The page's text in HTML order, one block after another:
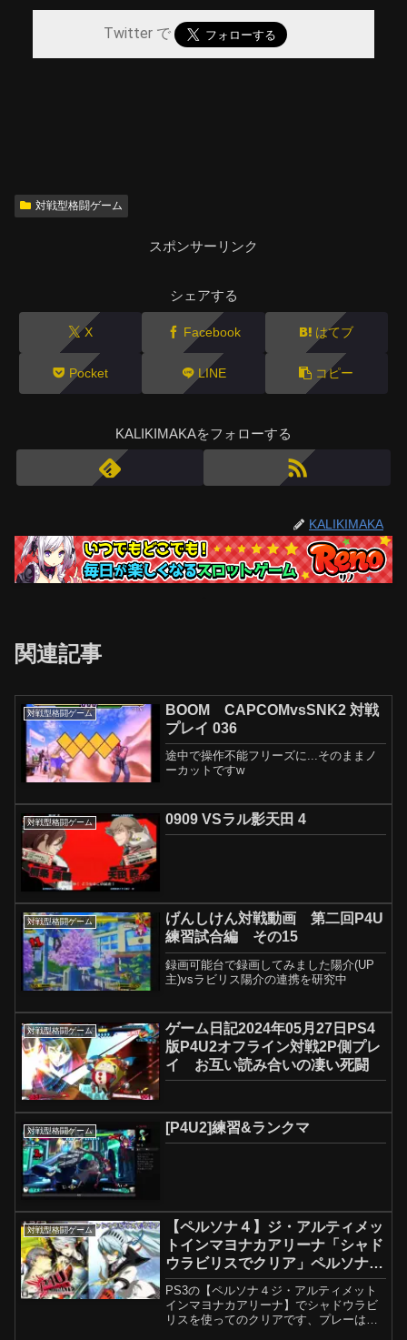
Twitter で
対戦型格闘ゲーム
スポンサーリンク
シェアする
X Facebook はてブ
Pocket LINE コピー
KALIKIMAKAをフォローする
KALIKIMAKA
関連記事
対戦型格闘ゲーム
BOOM CAPCOMvsSNK2 対戦
プレイ 036
途中で操作不能フリーズに...そのままノ
ーカットですw
対戦型格闘ゲーム 0909 VSラル影天田 4
対戦型格闘ゲーム
げんしけん対戦動画 第二回P4U
練習試合編 その15
録画可能台で録画してみました陽介(UP
主)vsラビリス陽介の連携を研究中
対戦型格闘ゲーム
ゲーム日記2024年05月27日PS4
版P4U2オフライン対戦2P側プレ
イ お互い読み合いの凄い死闘
対戦型格闘ゲーム [P4U2]練習&ランクマ
対戦型格闘ゲーム
【ペルソナ４】ジ・アルティメッ
トインマヨナカアリーナ「シャド
ウラビリスでクリア」ペルソナの
対戦格闘ゲーム＃PS3＃P4U＃ペ
ルソナ＃女神転生
PS3の【ペルソナ４ジ・アルティメット
インマヨナカアリーナ】でシャドウラビ
リスを使ってのクリアです、プレーは下